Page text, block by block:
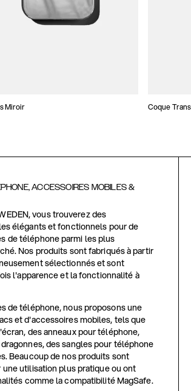
Miroir Coque
ACCESSOIRES MOBILES &
vous trouverez des
élégants et fonctionnels pour de
de téléphone parmi les plus
Nos produits sont fabriqués à partir
sélectionnés et sont
l'apparence et la fonctionnalité à
de téléphone, nous proposons une
et d'accessoires mobiles, tels que
des anneaux pour téléphone,
des sangles pour téléphone
Beaucoup de nos produits sont
utilisation plus pratique ou ont
comme la compatibilité MagSafe.